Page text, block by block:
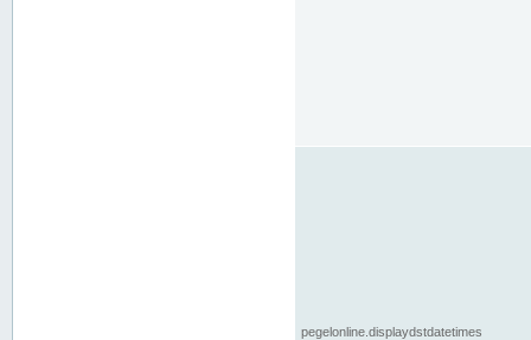
pegelonline.displaydstdatetimes